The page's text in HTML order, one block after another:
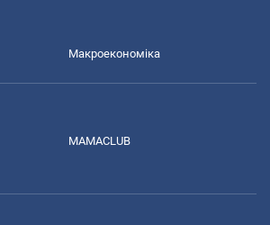
Макроекономіка
MAMACLUB